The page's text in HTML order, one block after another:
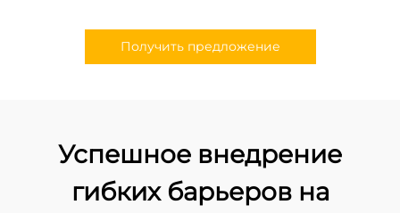
Получить предложение
Успешное внедрение
гибких барьеров на